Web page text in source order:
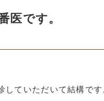
医です。
ていただいて結構です